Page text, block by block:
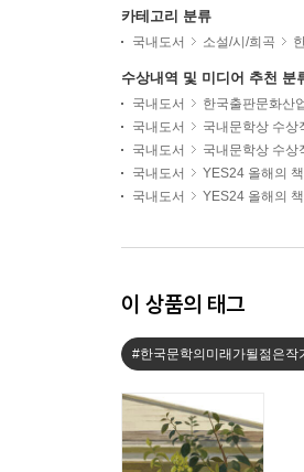
카테고리 분류
국내도서 소설/시/희곡
수상내역 및 미디어 추천 분
국내도서 한국출판문화산
국내도서
국내문학상 수상
국내도서
국내문학상 수상
국내도서
YES24 올해의 책
국내도서
YES24 올해의 책
이 상품의 태그
#한국문학의미래가될젊은작